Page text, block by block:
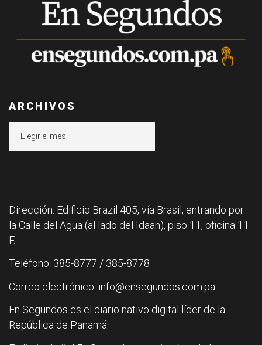
ARCHIVOS
Dirección: Edificio Brazil 405, vía Brasil, entrando por
la Calle del Agua (al lado del Idaan), piso 11, oficina 11
F.
Teléfono: 385-8777 / 385-8778
Correo electrónico: info@ensegundos.com.pa
En Segundos es el diario nativo digital líder de la
República de Panamá.